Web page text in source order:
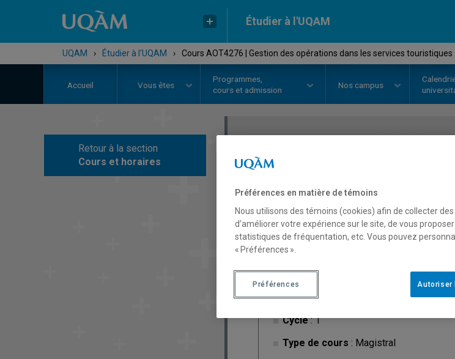
Étudier à l'UQAM
UQAM › Étudier à l'UQAM › Cours AOT4276 | Gestion des opérations dans les services touristiques
Accueil Vous êtes
Programmes,
cours et admission
Nos campus
Retour à la section
Cours et horaires
COURS
services
Description Horaire -
Cycle: 1
Type de cours : Magistral
Préférences en matière de témoins
Nous utilisons des témoins (cookies) afin de collecter
d’améliorer votre expérience sur le site, de vous
statistiques de fréquentation, etc. Vous pouvez
« Préférences ».
Autoriser
Préférences